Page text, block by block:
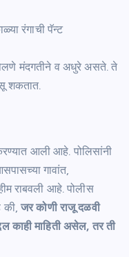
रंगाची पॅन्ट
मंदगतीने व अधुरे असते. ते
शकतात.
आली आहे. पोलिसांनी
गावांत,
राबवली आहे. पोलीस
की,जर कोणी राजू दळवी
काही माहिती असेल, तर ती